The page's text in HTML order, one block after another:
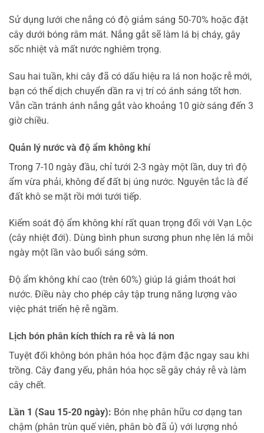
Sử dụng lưới che nắng có độ giảm sáng 50-70% hoặc đặt
cây dưới bóng râm mát. Nắng gắt sẽ làm lá bị cháy, gây
sốc nhiệt và mất nước nghiêm trọng.
Sau hai tuần, khi cây đã có dấu hiệu ra lá non hoặc rễ mới,
bạn có thể dịch chuyển dần ra vị trí có ánh sáng tốt hơn.
Vẫn cần tránh ánh nắng gắt vào khoảng 10 giờ sáng đến 3
giờ chiều.
Quản lý nước và độ ẩm không khí
Trong 7-10 ngày đầu, chỉ tưới 2-3 ngày một lần, duy trì độ
ẩm vừa phải, không để đất bị úng nước. Nguyên tắc là để
đất khô se mặt rồi mới tưới tiếp.
Kiểm soát độ ẩm không khí rất quan trọng đối với Vạn Lộc
(cây nhiệt đới). Dùng bình phun sương phun nhẹ lên lá mỗi
ngày một lần vào buổi sáng sớm.
Độ ẩm không khí cao (trên 60%) giúp lá giảm thoát hơi
nước. Điều này cho phép cây tập trung năng lượng vào
việc phát triển hệ rễ ngầm.
Lịch bón phân kích thích ra rễ và lá non
Tuyệt đối không bón phân hóa học đậm đặc ngay sau khi
trồng. Cây đang yếu, phân hóa học sẽ gây cháy rễ và làm
cây chết.
Lần 1 (Sau 15-20 ngày): Bón nhẹ phân hữu cơ dạng tan
chậm (phân trùn quế viên, phân bò đã ủ) với lượng nhỏ